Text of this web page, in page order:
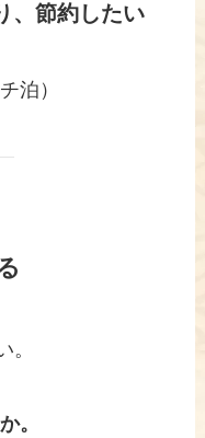
、節約したい
泊）
。
。